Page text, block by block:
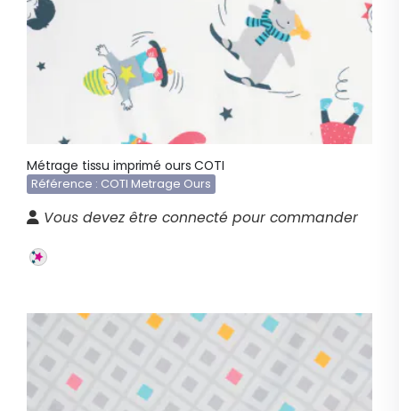
Métrage tissu imprimé ours COTI
Référence : COTI Metrage Ours
Vous devez être connecté pour commander